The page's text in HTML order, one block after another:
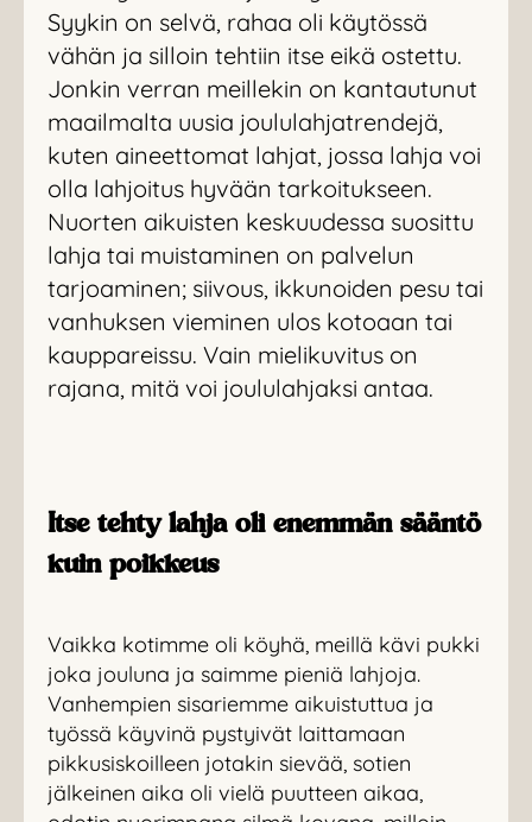
Syykin on selvä, rahaa oli käytössä
vähän ja silloin tehtiin itse eikä ostettu.
Jonkin verran meillekin on kantautunut
maailmalta uusia joululahjatrendejä,
kuten aineettomat lahjat, jossa lahja voi
olla lahjoitus hyvään tarkoitukseen.
Nuorten aikuisten keskuudessa suosittu
lahja tai muistaminen on palvelun
tarjoaminen; siivous, ikkunoiden pesu tai
vanhuksen vieminen ulos kotoaan tai
kauppareissu. Vain mielikuvitus on
rajana, mitä voi joululahjaksi antaa.
Itse tehty lahja oli enemmän sääntö
kuin poikkeus
Vaikka kotimme oli köyhä, meillä kävi pukki
joka jouluna ja saimme pieniä lahjoja.
Vanhempien sisariemme aikuistuttua ja
työssä käyvinä pystyivät laittamaan
pikkusiskoilleen jotakin sievää, sotien
jälkeinen aika oli vielä puutteen aikaa,